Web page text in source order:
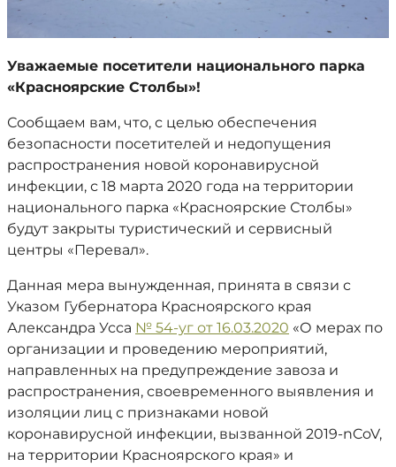
Уважаемые посетители национального парка
«Красноярские Столбы»!
Сообщаем вам, что, с целью обеспечения
безопасности посетителей и недопущения
распространения новой коронавирусной
инфекции, с 18 марта 2020 года на территории
национального парка «Красноярские Столбы»
будут закрыты туристический и сервисный
центры «Перевал».
Данная мера вынужденная, принята в связи с
Указом Губернатора Красноярского края
Александра Усса № 54-уг от 16.03.2020 «О мерах по
организации и проведению мероприятий,
направленных на предупреждение завоза и
распространения, своевременного выявления и
изоляции лиц с признаками новой
коронавирусной инфекции, вызванной 2019-nCoV,
на территории Красноярского края» и